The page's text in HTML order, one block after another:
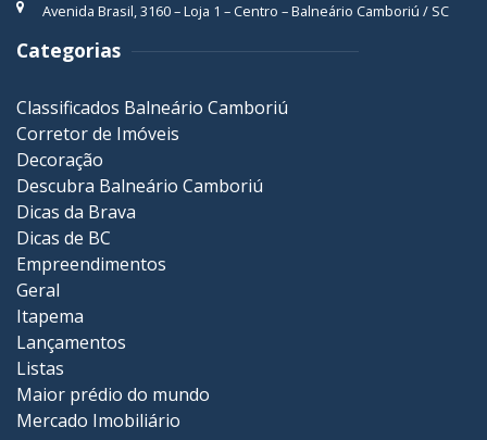
Avenida Brasil, 3160 – Loja 1 – Centro – Balneário Camboriú / SC
Categorias
Classificados Balneário Camboriú
Corretor de Imóveis
Decoração
Descubra Balneário Camboriú
Dicas da Brava
Dicas de BC
Empreendimentos
Geral
Itapema
Lançamentos
Listas
Maior prédio do mundo
Mercado Imobiliário